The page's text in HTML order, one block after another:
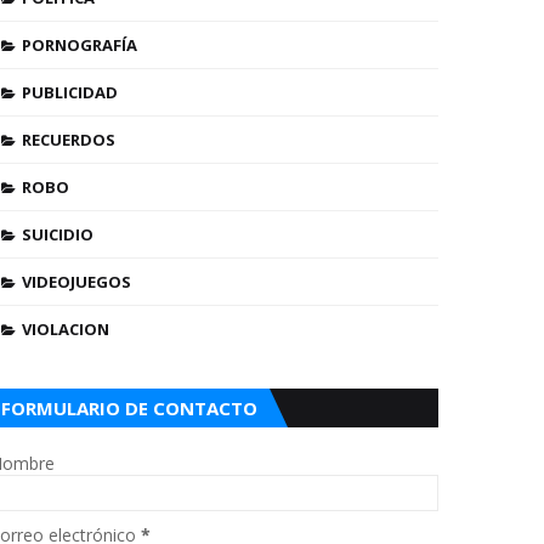
PORNOGRAFÍA
PUBLICIDAD
RECUERDOS
ROBO
SUICIDIO
VIDEOJUEGOS
VIOLACION
FORMULARIO DE CONTACTO
electrónico *